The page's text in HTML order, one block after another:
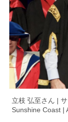
立枝 弘至さん |
Sunshine Coast |